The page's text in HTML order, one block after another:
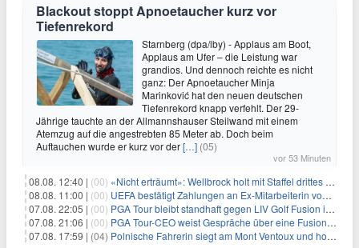
Blackout stoppt Apnoetaucher kurz vor
Tiefenrekord
Starnberg (dpa/lby) - Applaus am Boot,
Applaus am Ufer – die Leistung war
grandios. Und dennoch reichte es nicht
ganz: Der Apnoetaucher Minja
Marinković hat den neuen deutschen
Tiefenrekord knapp verfehlt. Der 29-
Jährige tauchte an der Allmannshauser Steilwand mit einem
Atemzug auf die angestrebten 85 Meter ab. Doch beim
Auftauchen wurde er kurz vor der[…] (05)
vor 53 Minuten
08.08. 12:40 | (00) «Nicht erträumt»: Wellbrock holt mit Staffel drittes EM-Gold
08.08. 11:00 | (00) UEFA bestätigt Zahlungen an Ex-Mitarbeiterin von Infantino
07.08. 22:05 | (00) PGA Tour bleibt standhaft gegen LIV Golf Fusion in einem sich wandelnden Sportumfeld
07.08. 21:06 | (00) PGA Tour-CEO weist Gespräche über eine Fusion mit LIV Golf zurück und bekräftigt die Wettbewerbslandschaft
07.08. 17:59 | (04) Polnische Fahrerin siegt am Mont Ventoux und holt Tour-Gelb